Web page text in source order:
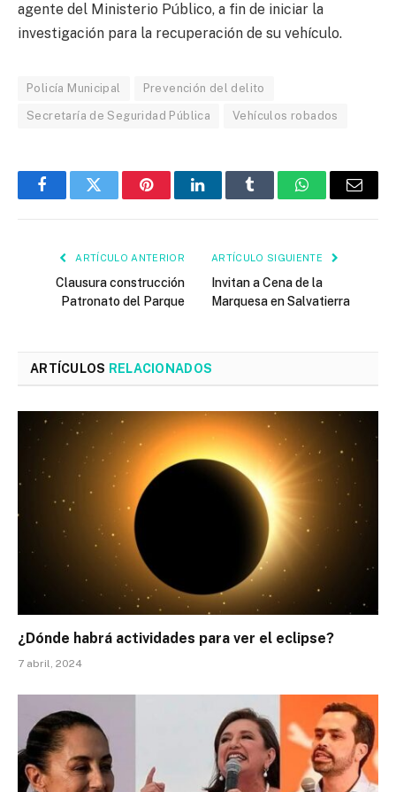
agente del Ministerio Público, a fin de iniciar la
investigación para la recuperación de su vehículo.
Policía Municipal Prevención del delito
Secretaría de Seguridad Pública Vehículos robados
FacebookTwitter PinterestLinkedInTumblr WhatsAppEmail
ARTÍCULO ANTERIOR
Clausura construcción
Patronato del Parque
ARTÍCULO SIGUIENTE
Invitan a Cena de la
Marquesa en Salvatierra
ARTÍCULOS RELACIONADOS
¿Dónde habrá actividades para ver el eclipse?
7 abril, 2024